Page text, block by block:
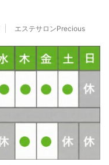
エステサロンPrecious